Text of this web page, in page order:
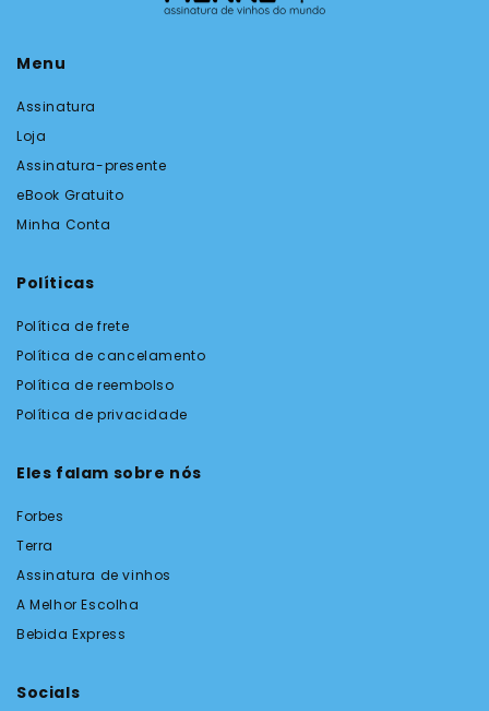
Menu
Assinatura
Loja
Assinatura-presente
eBook Gratuito
Minha Conta
Políticas
Política de frete
Política de cancelamento
Política de reembolso
Política de privacidade
Eles falam sobre nós
Forbes
Terra
Assinatura de vinhos
A Melhor Escolha
Bebida Express
Socials